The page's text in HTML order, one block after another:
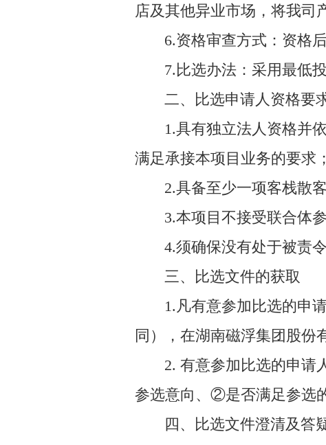
店及其他异业市场，将我司
6.资格审查方式：资格后
7.比选办法：采用最低投
二、比选申请人资格要
1.具有独立法人资格并
满足承接本项目业务的要求；
2.具备至少一项客栈散
3.本项目不接受联合体参
4.须确保没有处于被责
三、比选文件的获取
1.凡有意参加比选的申
同），在湖南磁浮集团股份
2. 有意参加比选的申请
参选意向、②是否满足参选
四、比选文件澄清及答